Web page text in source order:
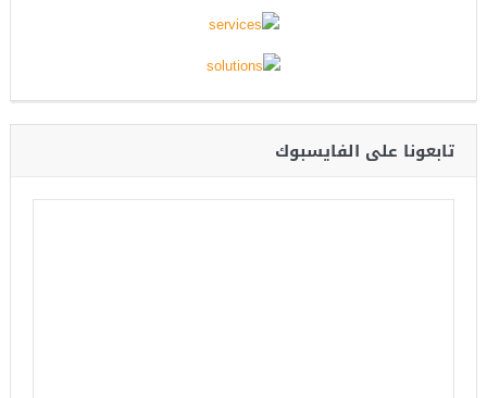
تابعونا على الفايسبوك